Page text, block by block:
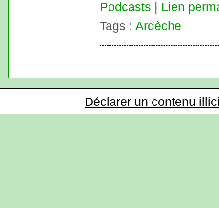
Podcasts
Lien
Tags : Ardèche
Déclarer un contenu